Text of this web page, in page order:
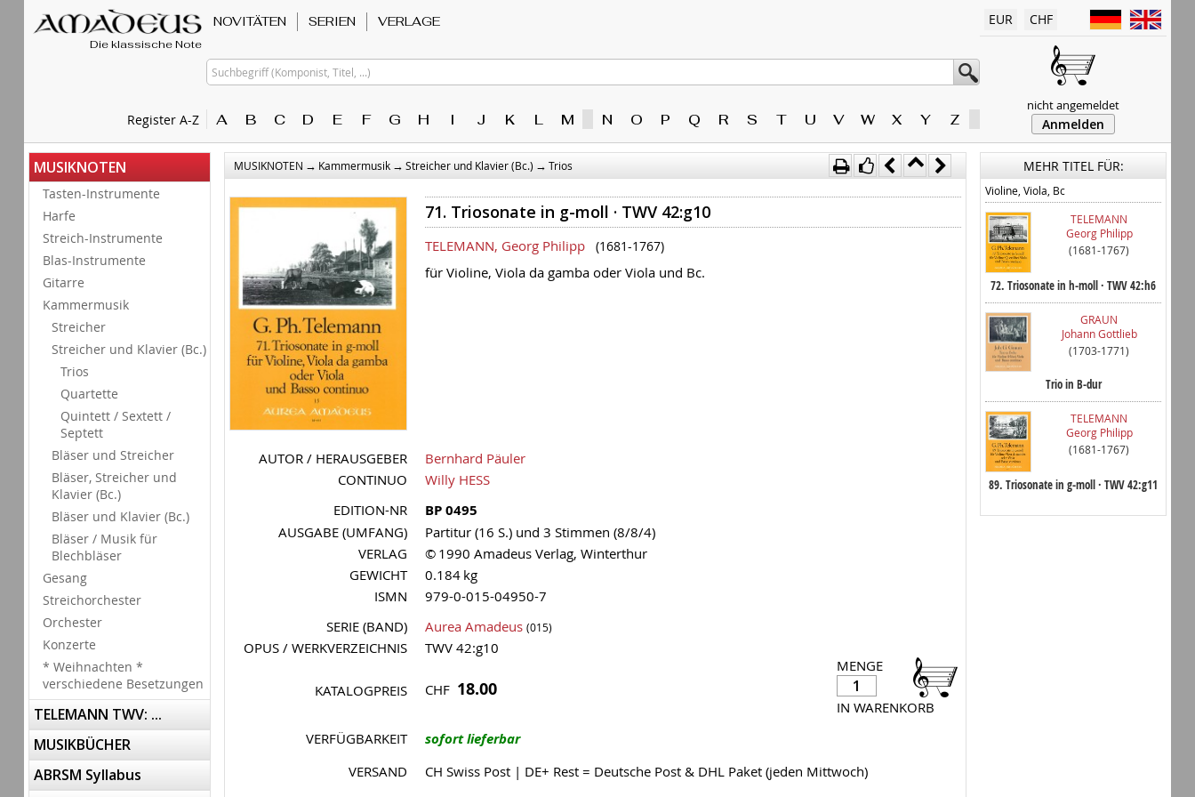
Die klassische Note
Register A-Z
NOVITÄTEN SERIEN VERLAGE
Suchbegriff (Komponist, Titel, ...)
A B C D E F G H I J K L M N O P Q R S T U V W X Y Z
EUR CHF
nicht angemeldet
Anmelden
MUSIKNOTEN
Tasten-Instrumente
Harfe
Streich-Instrumente
Blas-Instrumente
Gitarre
Kammermusik
Streicher
Streicher und Klavier (Bc.)
Trios
Quartette
Quintett / Sextett /
Septett
Bläser und Streicher
Bläser, Streicher und
Klavier (Bc.)
Bläser und Klavier (Bc.)
Bläser / Musik für
Blechbläser
Gesang
Streichorchester
Orchester
Konzerte
* Weihnachten *
verschiedene Besetzungen
TELEMANN TWV: ...
MUSIKBÜCHER
ABRSM Syllabus
MUSIKNOTEN → Kammermusik → Streicher und Klavier (Bc.) → Trios
71. Triosonate in g-moll · TWV 42:g10
TELEMANN, Georg Philipp (1681-1767)
für Violine, Viola da gamba oder Viola und Bc.
AUTOR / HERAUSGEBER
Bernhard Päuler
CONTINUO
Willy HESS
EDITION-NR
BP 0495
AUSGABE (UMFANG)
Partitur (16 S.) und 3 Stimmen (8/8/4)
VERLAG
© 1990 Amadeus Verlag, Winterthur
GEWICHT
0.184 kg
ISMN
979-0-015-04950-7
SERIE (BAND)
Aurea Amadeus (015)
OPUS / WERKVERZEICHNIS
TWV 42:g10
MENGE
IN WARENKORB
KATALOGPREIS CHF 18.00
VERFÜGBARKEIT sofort lieferbar
VERSAND CH Swiss Post | DE+ Rest = Deutsche Post & DHL Paket (jeden Mittwoch)
MEHR TITEL FÜR:
Violine, Viola, Bc
TELEMANN
Georg Philipp
(1681-1767)
72. Triosonate in h-moll · TWV 42:h6
GRAUN
Johann Gottlieb
(1703-1771)
Trio in B-dur
TELEMANN
Georg Philipp
(1681-1767)
89. Triosonate in g-moll · TWV 42:g11